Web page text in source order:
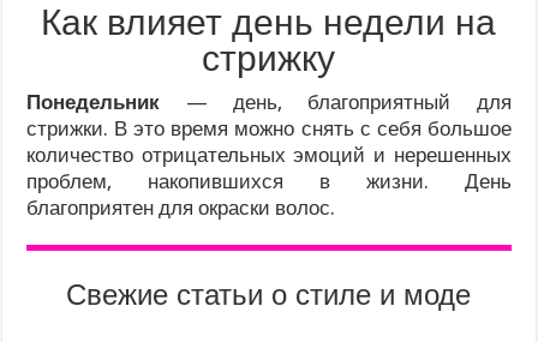
Как влияет день недели на
стрижку
Понедельник — день, благоприятный для
стрижки. В это время можно снять с себя большое
количество отрицательных эмоций и нерешенных
проблем, накопившихся в жизни. День
благоприятен для окраски волос.
Свежие статьи о стиле и моде